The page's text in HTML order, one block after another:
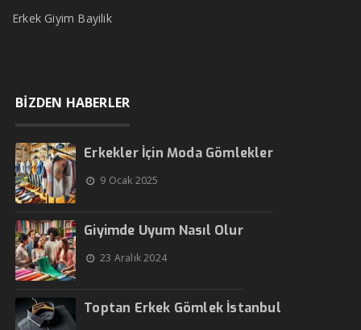
Erkek Giyim Bayilik
BİZDEN HABERLER
Erkekler İçin Moda Gömlekler
9 Ocak 2025
Giyimde Uyum Nasıl Olur
23 Aralık 2024
Toptan Erkek Gömlek İstanbul